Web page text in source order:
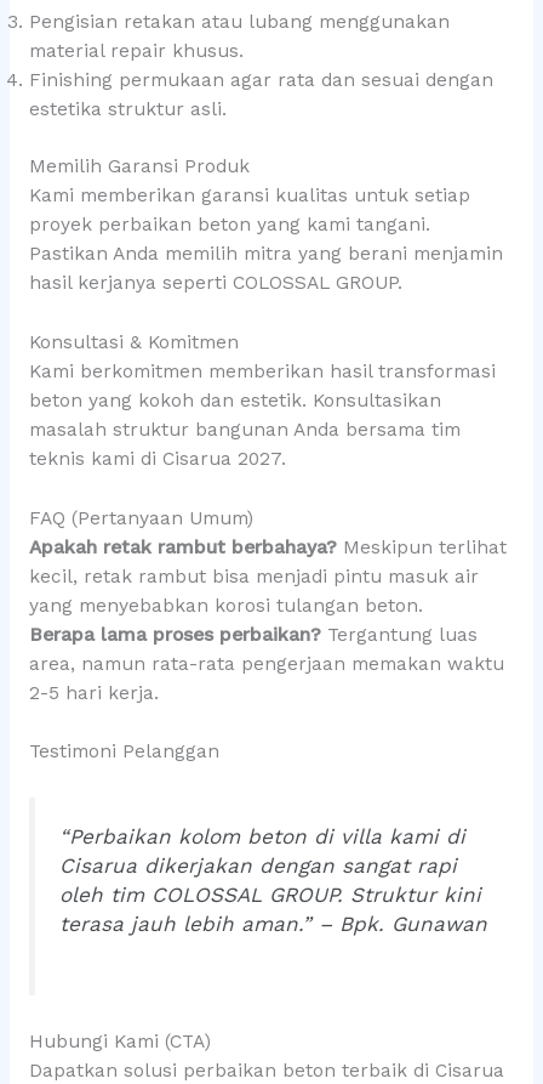
Pengisian retakan atau lubang menggunakan
material repair khusus.
Finishing permukaan agar rata dan sesuai dengan
estetika struktur asli.
Memilih Garansi Produk
Kami memberikan garansi kualitas untuk setiap
proyek perbaikan beton yang kami tangani.
Pastikan Anda memilih mitra yang berani menjamin
hasil kerjanya seperti COLOSSAL GROUP.
Konsultasi & Komitmen
Kami berkomitmen memberikan hasil transformasi
beton yang kokoh dan estetik. Konsultasikan
masalah struktur bangunan Anda bersama tim
teknis kami di Cisarua 2027.
FAQ (Pertanyaan Umum)
Apakah retak rambut berbahaya?Meskipun terlihat
kecil, retak rambut bisa menjadi pintu masuk air
yang menyebabkan korosi tulangan beton.
Berapa lama proses perbaikan?Tergantung luas
area, namun rata-rata pengerjaan memakan waktu
2-5 hari kerja.
Testimoni Pelanggan
“Perbaikan kolom beton di villa kami di
Cisarua dikerjakan dengan sangat rapi
oleh tim COLOSSAL GROUP. Struktur kini
terasa jauh lebih aman.” – Bpk. Gunawan
Hubungi Kami (CTA)
Dapatkan solusi perbaikan beton terbaik di Cisarua